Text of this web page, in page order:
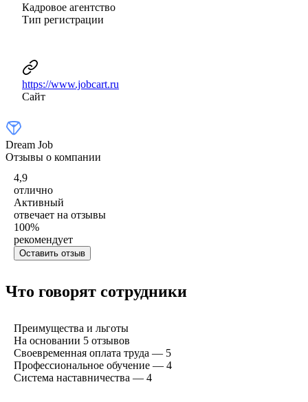
Кадровое агентство
Тип регистрации
https://www.jobcart.ru
Сайт
Dream Job
Отзывы о компании
4,9
отлично
Активный
отвечает на отзывы
100%
рекомендует
Оставить отзыв
Что говорят сотрудники
Преимущества и льготы
На основании 5 отзывов
Своевременная оплата труда — 5
Профессиональное обучение — 4
Система наставничества — 4